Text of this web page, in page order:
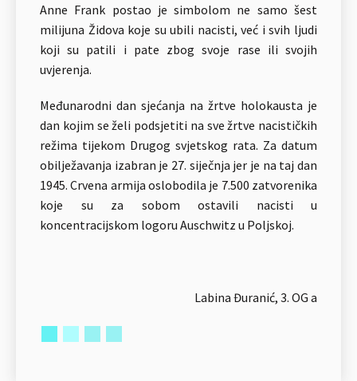
Anne Frank postao je simbolom ne samo šest
milijuna Židova koje su ubili nacisti, već i svih ljudi
koji su patili i pate zbog svoje rase ili svojih
uvjerenja.
Međunarodni dan sjećanja na žrtve holokausta je
dan kojim se želi podsjetiti na sve žrtve nacističkih
režima tijekom Drugog svjetskog rata. Za datum
obilježavanja izabran je 27. siječnja jer je na taj dan
1945. Crvena armija oslobodila je 7.500 zatvorenika
koje su za sobom ostavili nacisti u
koncentracijskom logoru Auschwitz u Poljskoj.
Labina Đuranić, 3. OG a